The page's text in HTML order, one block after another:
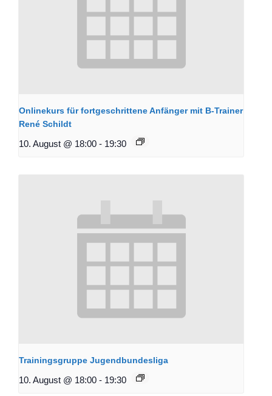
Onlinekurs für fortgeschrittene Anfänger mit B-Trainer
René Schildt
10. August @ 18:00 - 19:30
Trainingsgruppe Jugendbundesliga
10. August @ 18:00 - 19:30